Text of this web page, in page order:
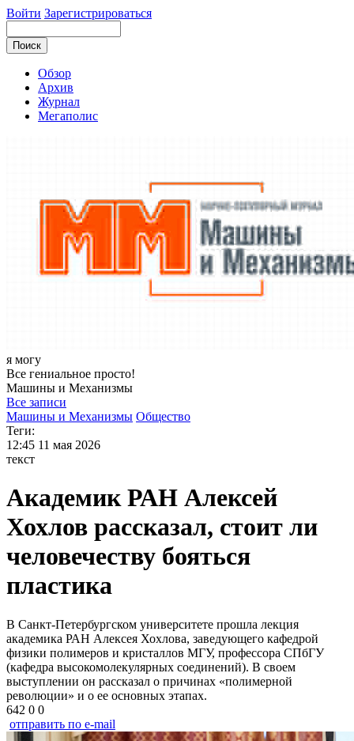
Войти Зарегистрироваться
Обзор
Архив
Журнал
Мегаполис
я могу
Все гениальное просто!
Машины и Механизмы
Все записи
Машины и Механизмы Общество
Теги:
12:45 11 мая 2026
текст
Академик РАН Алексей
Хохлов рассказал, стоит ли
человечеству бояться
пластика
В Санкт‑Петербургском университете прошла лекция
академика РАН Алексея Хохлова, заведующего кафедрой
физики полимеров и кристаллов МГУ, профессора СПбГУ
(кафедра высокомолекулярных соединений). В своем
выступлении он рассказал о причинах «полимерной
революции» и о ее основных этапах.
642 0 0
отправить по e-mail